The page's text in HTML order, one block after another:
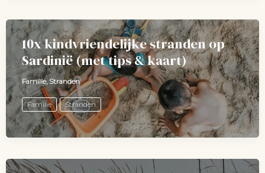
10x kindvriendelijke stranden op
Sardinië (met tips & kaart)
Familie,Stranden
Familie Stranden